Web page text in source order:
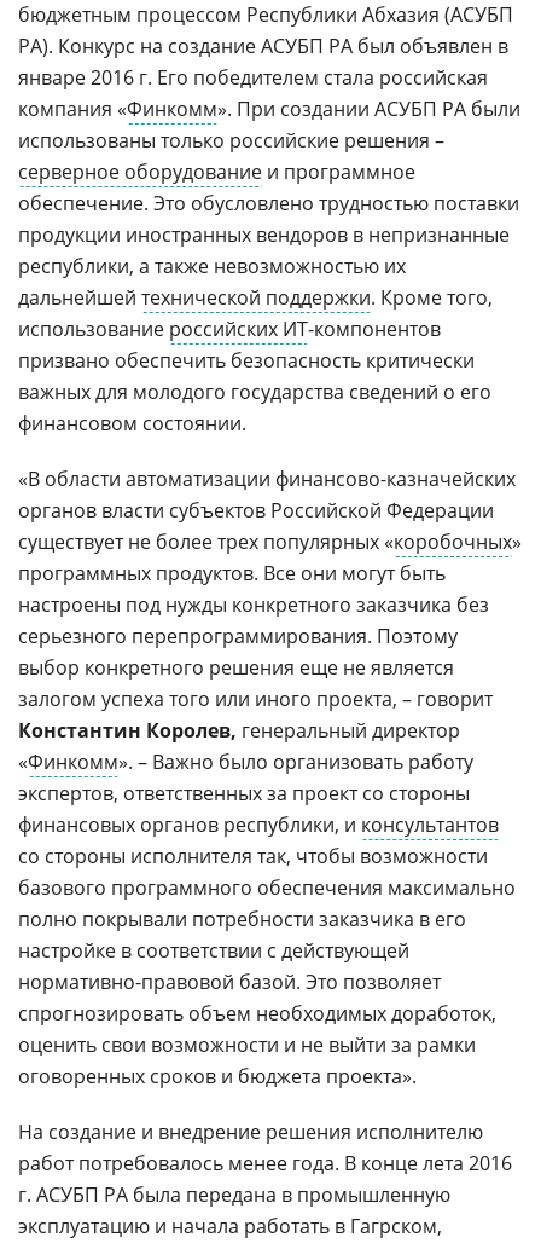
бюджетным процессом Республики Абхазия (АСУБП
РА). Конкурс на создание АСУБП РА был объявлен в
январе 2016 г. Его победителем стала российская
компания «Финкомм». При создании АСУБП РА были
использованы только российские решения –
серверное оборудование и программное
обеспечение. Это обусловлено трудностью поставки
продукции иностранных вендоров в непризнанные
республики, а также невозможностью их
дальнейшей технической поддержки. Кроме того,
использование российских ИТ-компонентов
призвано обеспечить безопасность критически
важных для молодого государства сведений о его
финансовом состоянии.
«В области автоматизации финансово-казначейских
органов власти субъектов Российской Федерации
существует не более трех популярных «коробочных»
программных продуктов. Все они могут быть
настроены под нужды конкретного заказчика без
серьезного перепрограммирования. Поэтому
выбор конкретного решения еще не является
залогом успеха того или иного проекта, – говорит
Константин Королев, генеральный директор
«Финкомм». – Важно было организовать работу
экспертов, ответственных за проект со стороны
финансовых органов республики, и консультантов
со стороны исполнителя так, чтобы возможности
базового программного обеспечения максимально
полно покрывали потребности заказчика в его
настройке в соответствии с действующей
нормативно-правовой базой. Это позволяет
спрогнозировать объем необходимых доработок,
оценить свои возможности и не выйти за рамки
оговоренных сроков и бюджета проекта».
На создание и внедрение решения исполнителю
работ потребовалось менее года. В конце лета 2016
г. АСУБП РА была передана в промышленную
эксплуатацию и начала работать в Гагрском,